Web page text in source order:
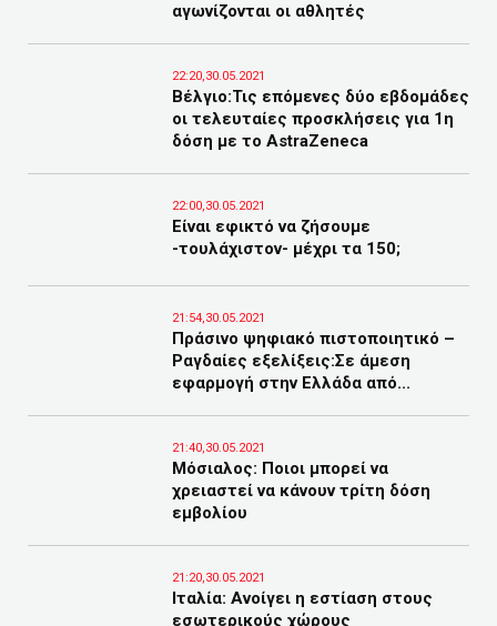
αγωνίζονται οι αθλητές
22:20,30.05.2021
Βέλγιο:Τις επόμενες δύο εβδομάδες
οι τελευταίες προσκλήσεις για 1η
δόση με το AstraZeneca
22:00,30.05.2021
Είναι εφικτό να ζήσουμε
-τουλάχιστον- μέχρι τα 150;
21:54,30.05.2021
Πράσινο ψηφιακό πιστοποιητικό –
Ραγδαίες εξελίξεις:Σε άμεση
εφαρμογή στην Ελλάδα από...
21:40,30.05.2021
Μόσιαλος: Ποιοι μπορεί να
χρειαστεί να κάνουν τρίτη δόση
εμβολίου
21:20,30.05.2021
Ιταλία: Ανοίγει η εστίαση στους
εσωτερικούς χώρους